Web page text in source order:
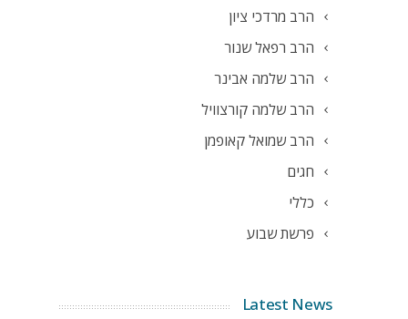
הרב מרדכי ציון
הרב רפאל שנור
הרב שלמה אבינר
הרב שלמה קורצוויל
הרב שמואל קאופמן
חגים
כללי
פרשת שבוע
Latest News